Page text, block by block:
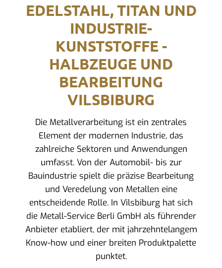
EDELSTAHL, TITAN UND
INDUSTRIE-
KUNSTSTOFFE -
HALBZEUGE UND
BEARBEITUNG
VILSBIBURG
Die Metallverarbeitung ist ein zentrales
Element der modernen Industrie, das
zahlreiche Sektoren und Anwendungen
umfasst. Von der Automobil- bis zur
Bauindustrie spielt die präzise Bearbeitung
und Veredelung von Metallen eine
entscheidende Rolle. In Vilsbiburg hat sich
die Metall-Service Berli GmbH als führender
Anbieter etabliert, der mit jahrzehntelangem
Know-how und einer breiten Produktpalette
punktet.